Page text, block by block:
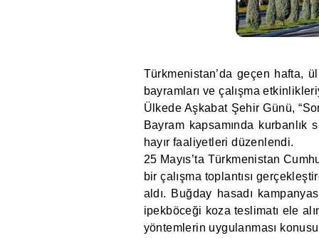
Türkmenistan’da geçen hafta,
bayramları ve çalışma
Ülkede Aşkabat Şehir Günü,
Bayram kapsamında
hayır faaliyetleri düzenlendi.
25 Mayıs’ta Türkmenistan
bir çalışma toplantısı
aldı. Buğday hasadı
ipekböceği koza teslimatı ele
yöntemlerin uygulanması